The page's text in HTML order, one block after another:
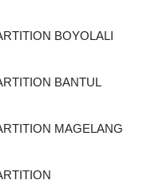
BOYOLALI
BANTUL
MAGELANG